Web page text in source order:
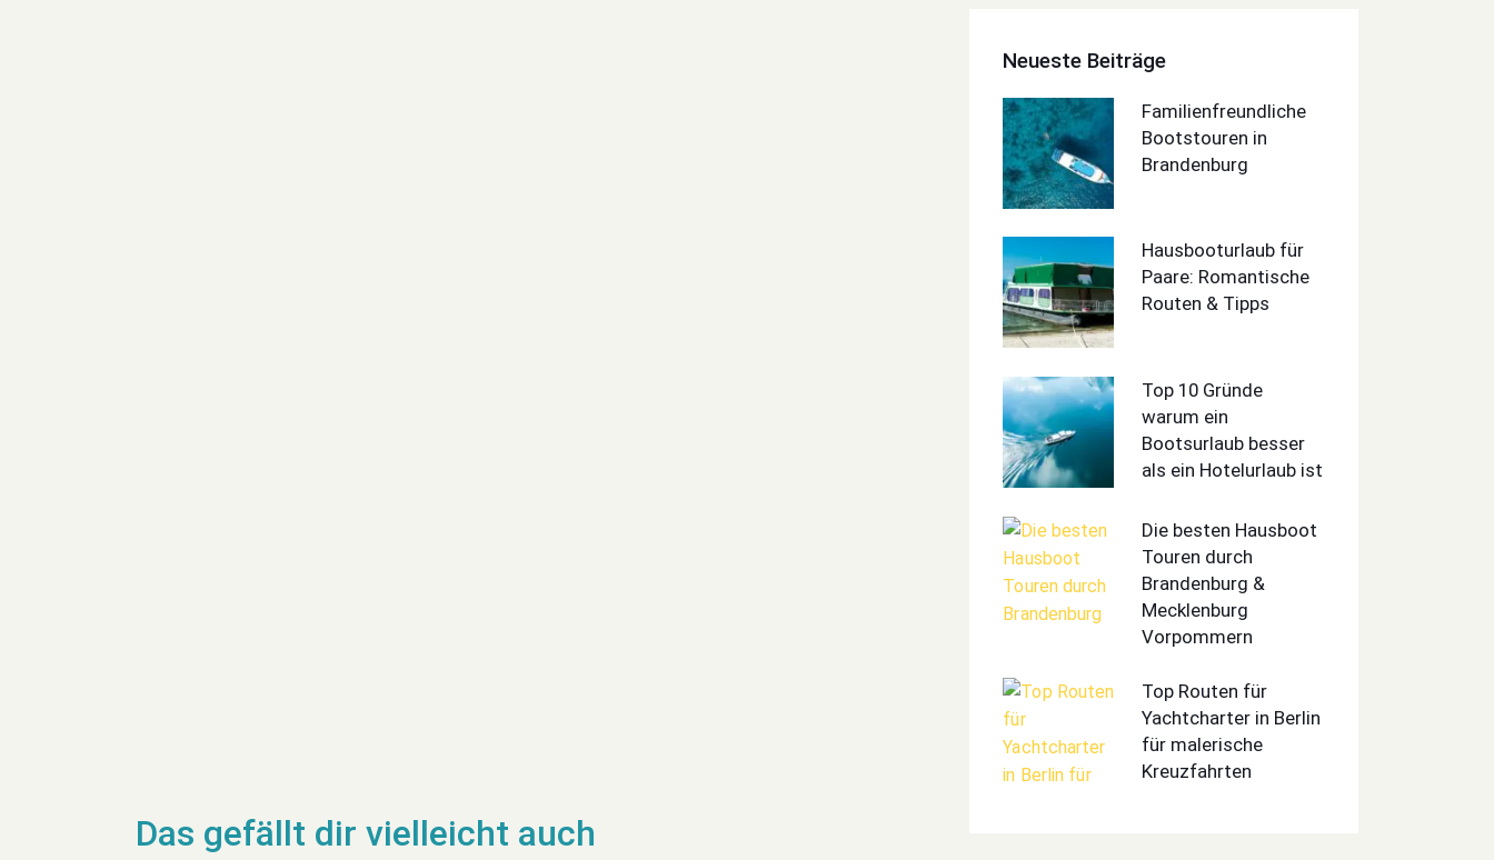
Neueste Beiträge
Familienfreundliche
Bootstouren in
Brandenburg
Hausbooturlaub für
Paare: Romantische
Routen & Tipps
Top 10 Gründe
warum ein
Bootsurlaub besser
als ein Hotelurlaub ist
Die besten Hausboot
Touren durch
Brandenburg &
Mecklenburg
Vorpommern
Top Routen für
Yachtcharter in Berlin
für malerische
Kreuzfahrten